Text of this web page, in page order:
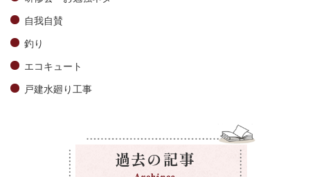
自我自賛
釣り
エコキュート
戸建水廻り工事
過去の記事